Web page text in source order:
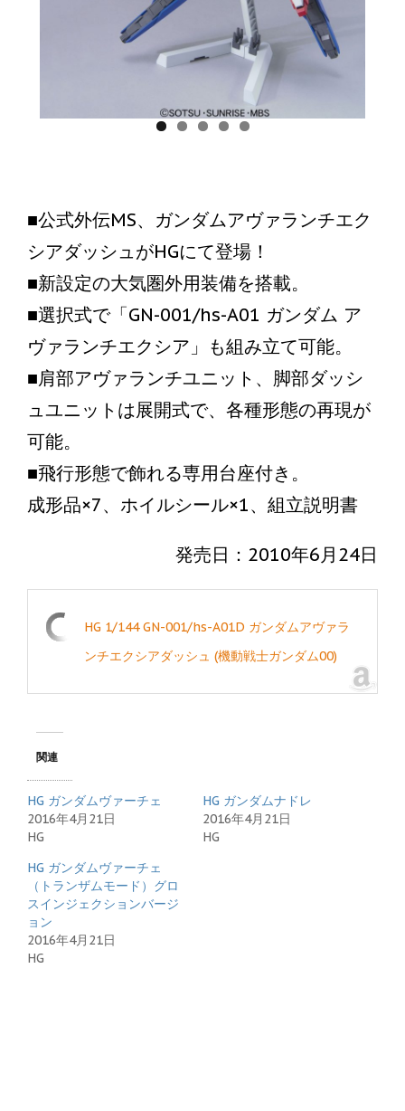
■公式外伝MS、ガンダムアヴァランチエク
シアダッシュがHGにて登場！
■新設定の大気圏外用装備を搭載。
■選択式で「GN-001/hs-A01 ガンダム ア
ヴァランチエクシア」も組み立て可能。
■肩部アヴァランチユニット、脚部ダッシ
ュユニットは展開式で、各種形態の再現が
可能。
■飛行形態で飾れる専用台座付き。
成形品×7、ホイルシール×1、組立説明書
発売日：2010年6月24日
HG 1/144 GN-001/hs-A01D ガンダムアヴァラ
ンチエクシアダッシュ (機動戦士ガンダム00)
関連
HG ガンダムヴァーチェ
2016年4月21日
HG
HG ガンダムナドレ
2016年4月21日
HG
HG ガンダムヴァーチェ
（トランザムモード）グロ
スインジェクションバージ
ョン
2016年4月21日
HG